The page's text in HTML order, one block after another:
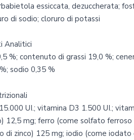
essiccata, dezuccherata;
di sodio; cloruro di potassi
Analitici
%; contenuto di grassi 19,0 %;
sodio 0,35 %
UI.; vitamina D3 1.500 UI.;
12,5 mg; ferro (come solfato ferroso
di zinco) 125 mg; iodio (come